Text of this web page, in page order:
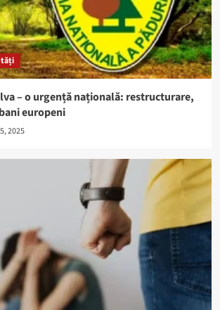
– o urgență națională: restructurare,
europeni
2025